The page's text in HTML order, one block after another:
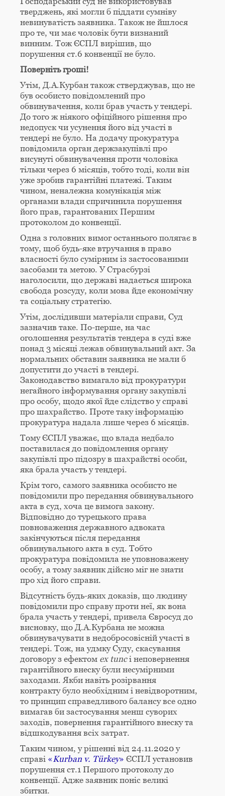
тверджень, які могли б піддати сумніву
невинуватість заявника. Також не йшлося
про те, чи має чоловік бути визнаний
винним. Тож ЄСПЛ вирішив, що
порушення ст.6 конвенції не було.
Поверніть гроші!
Утім, Д.А.Курбан також стверджував, що не
був особисто повідомлений про
обвинувачення, коли брав участь у тендері.
До того ж ніякого офіційного рішення про
недопуск чи усунення його від участі в
тендері не було. На додачу прокуратура
повідомила орган держзакупівлі про
висунуті обвинувачення проти чоловіка
тільки через 6 місяців, тобто тоді, коли він
уже зробив гарантійні платежі. Таким
чином, неналежна комунікація між
органами влади спричинила порушення
його прав, гарантованих Першим
протоколом до конвенції.
Одна з головних вимог останнього полягає в
тому, щоб будь-яке втручання в право
власності було сумірним із застосованими
засобами та метою. У Страсбурзі
наголосили, що державі надається широка
свобода розсуду, коли мова йде економічну
та соціальну стратегію.
Утім, дослідивши матеріали справи, Суд
зазначив таке. По-перше, на час
оголошення результатів тендера в суді вже
понад 3 місяці лежав обвинувальний акт. За
нормальних обставин заявника не мали б
допустити до участі в тендері.
Законодавство вимагало від прокуратури
негайного інформування органу закупівлі
про особу, щодо якої йде слідство у справі
про шахрайство. Проте таку інформацію
прокуратура надала лише через 6 місяців.
Тому ЄСПЛ уважає, що влада недбало
поставилася до повідомлення органу
закупівлі про підозру в шахрайстві особи,
яка брала участь у тендері.
Крім того, самого заявника особисто не
повідомили про передання обвинувального
акта в суд, хоча це вимога закону.
Відповідно до турецького права
повноваження державного адвоката
закінчуються після передання
обвинувального акта в суд. Тобто
прокуратура повідомила не уповноважену
особу, а тому заявник дійсно міг не знати
про хід його справи.
Відсутність будь-яких доказів, що людину
повідомили про справу проти неї, як вона
брала участь у тендері, привела Євросуд до
висновку, що Д.А.Курбана не можна
обвинувачувати в недобросовісній участі в
тендері. Тож, на удмку Суду, скасування
договору з ефектом ex tuncі неповернення
гарантійного внеску були несумірними
заходами. Якби навіть розірвання
контракту було необхідним і невідворотним,
то принцип справедливого балансу все одно
вимагав би застосування менш суворих
заходів, повернення гарантійного внеску та
відшкодування всіх затрат.
Таким чином, у рішенні від 24.11.2020 у
справі « Kurban v. Türkey» ЄСПЛ установив
порушення ст.1 Першого протоколу до
конвенції. Адже заявник поніс великі
збитки.